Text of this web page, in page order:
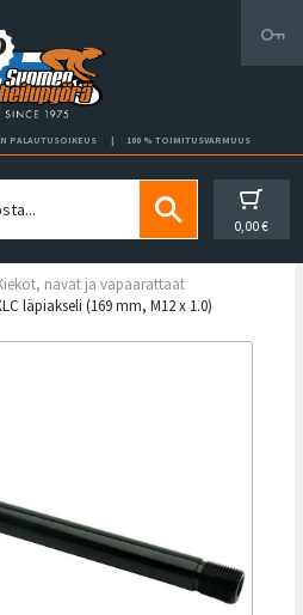
PALAUTUSOIKEUS 100 % TOIMITUSVARMUUS
0,00 €
navat ja vapaarattaat
läpiakseli (169 mm, M12 x 1.0)